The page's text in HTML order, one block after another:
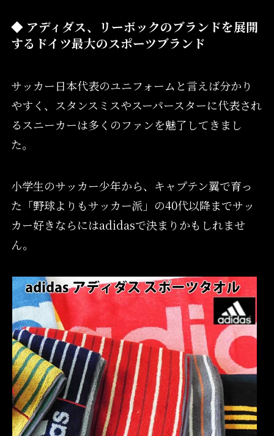
◆ アディダス、リーボックのブランドを展開
するドイツ最大のスポーツブランド
サッカー日本代表のユニフォームと言えば分かり
やすく、スタンスミスやスーパースターに代表され
るスニーカーは多くのファンを魅了してきまし
た。
小学生のサッカー少年から、キャプテン翼で育っ
た「野球よりもサッカー派」の40代以降までサッ
カー好きならにはadidasで決まりかもしれませ
ん。